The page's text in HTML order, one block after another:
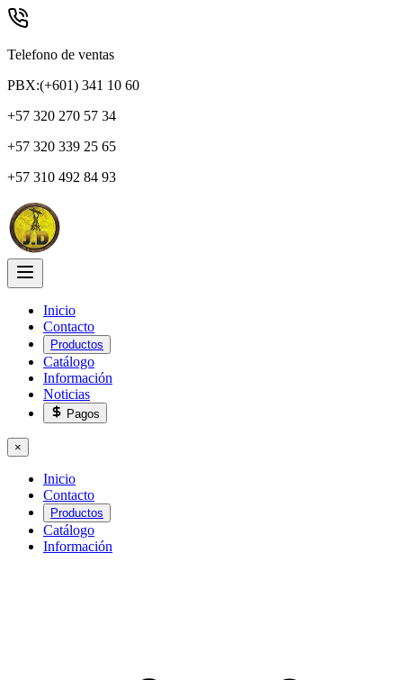
Telefono de ventas
PBX:(+601) 341 10 60
+57 320 270 57 34
+57 320 339 25 65
+57 310 492 84 93
Inicio
Contacto
Productos
Catálogo
Información
Noticias
Pagos
×
Inicio
Contacto
Productos
Catálogo
Información